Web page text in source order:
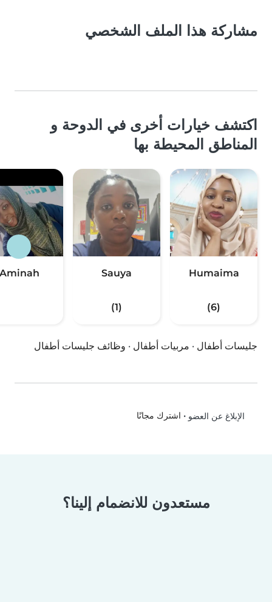
مشاركة هذا الملف الشخصي
اكتشف خيارات أخرى في الدوحة و
المناطق المحيطة بها
Humaima
(6)
Sauya
(1)
Aminah
جليسات أطفال · مربيات أطفال · وظائف جليسات أطفال
الإبلاغ عن العضو • اشترك مجانًا
مستعدون للانضمام إلينا؟